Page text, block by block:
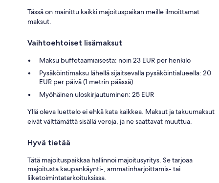
Tässä on mainittu kaikki majoituspaikan meille ilmoittamat
maksut.
Vaihtoehtoiset lisämaksut
Maksu buffetaamiaisesta: noin 23 EUR per henkilö
Pysäköintimaksu lähellä sijaitsevalla pysäköintialueella: 20
EUR per päivä (1 metrin päässä)
Myöhäinen uloskirjautuminen: 25 EUR
Yllä oleva luettelo ei ehkä kata kaikkea. Maksut ja takuumaksut
eivät välttämättä sisällä veroja, ja ne saattavat muuttua.
Hyvä tietää
Tätä majoituspaikkaa hallinnoi majoitusyritys. Se tarjoaa
majoitusta kaupankäynti-, ammatinharjoittamis- tai
liiketoimintatarkoituksissa.